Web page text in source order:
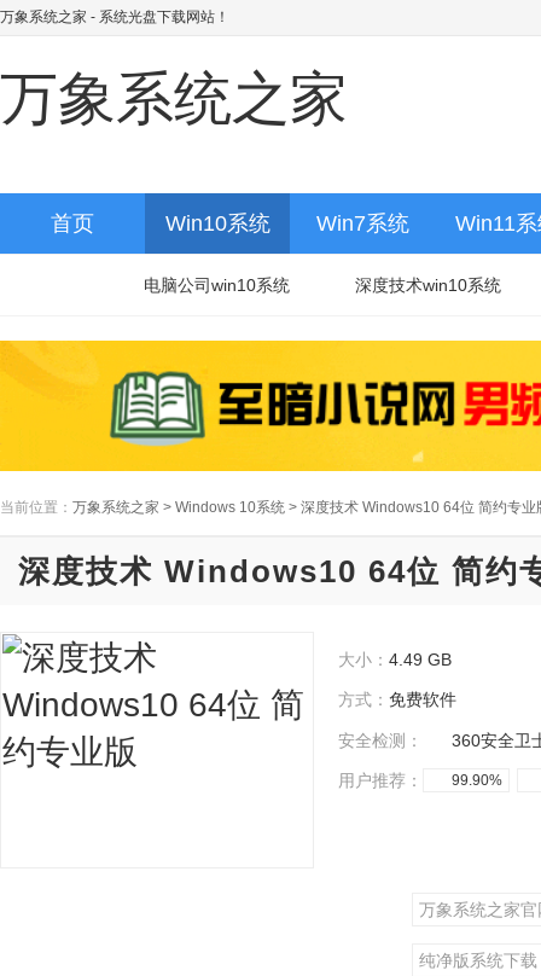
万象系统之家 - 系统光盘下载网站！
万象系统之家
首页 Win10系统 Win7系统 Win11
电脑公司win10系统 深度技术win10系统
当前位置： 万象系统之家 > Windows 10系统 > 深度技术 Windows10 64位 简约专业
深度技术 Windows10 64位 简约
大小： 4.49 GB
方式： 免费软件
安全检测： 360安全卫
用户推荐： 99.90%
万象系统之家官
纯净版系统下载